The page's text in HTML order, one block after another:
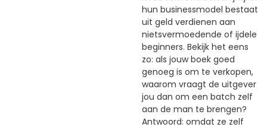
hun businessmodel bestaat
uit geld verdienen aan
nietsvermoedende of ijdele
beginners. Bekijk het eens
zo: als jouw boek goed
genoeg is om te verkopen,
waarom vraagt de uitgever
jou dan om een batch zelf
aan de man te brengen?
Antwoord: omdat ze zelf